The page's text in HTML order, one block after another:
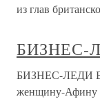
из глав
БИЗНЕС-
БИЗНЕС-ЛЕДИ В
женщину-Афину